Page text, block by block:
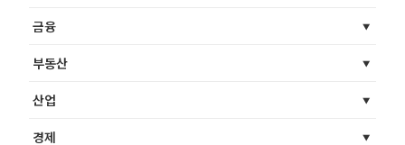
금융
부동산
산업
경제